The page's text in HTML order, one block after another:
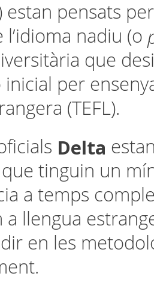
estan pensats
nadiu (o
que
per
(TEFL).
Delta
tinguin un
a temps
a llengua
en les